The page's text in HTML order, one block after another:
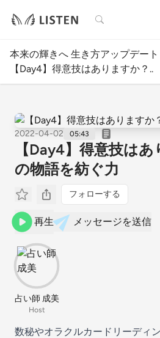
検索
本来の輝きへ 生き方アップデート
【Day4】得意技はありますか？..
2022-04-02 05:43
【Day4】得意技は
の物語を紡ぐ力
フォローする
再生 メッセージを送信
占い師 成美
Host
数秘やオラクルカードリーディ